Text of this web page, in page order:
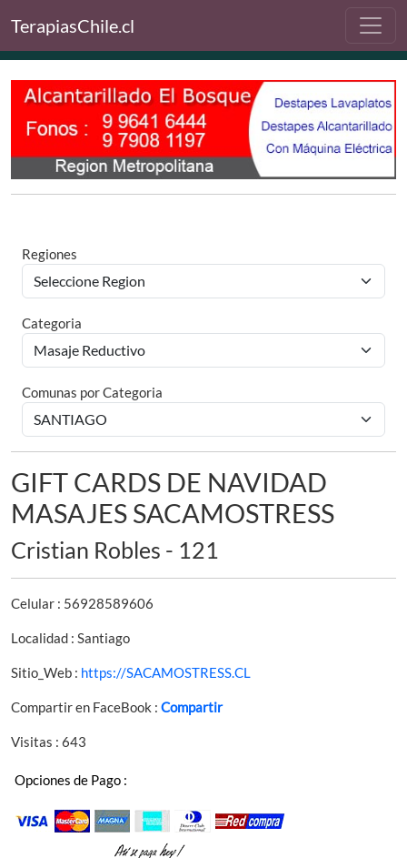
TerapiasChile.cl
Regiones
Categoria
Comunas por Categoria
GIFT CARDS DE NAVIDAD
MASAJES SACAMOSTRESS
Cristian Robles - 121
Celular : 56928589606
Localidad : Santiago
Sitio_Web : https://SACAMOSTRESS.CL
Compartir en FaceBook : Compartir
Visitas : 643
Opciones de Pago :